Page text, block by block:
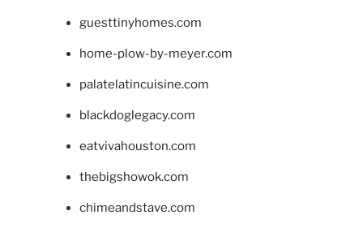
guesttinyhomes.com
home-plow-by-meyer.com
palatelatincuisine.com
blackdoglegacy.com
eatvivahouston.com
thebigshowok.com
chimeandstave.com